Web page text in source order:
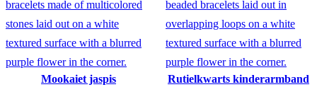
Mookaiet jaspis
Rutielkwarts kinderarmband